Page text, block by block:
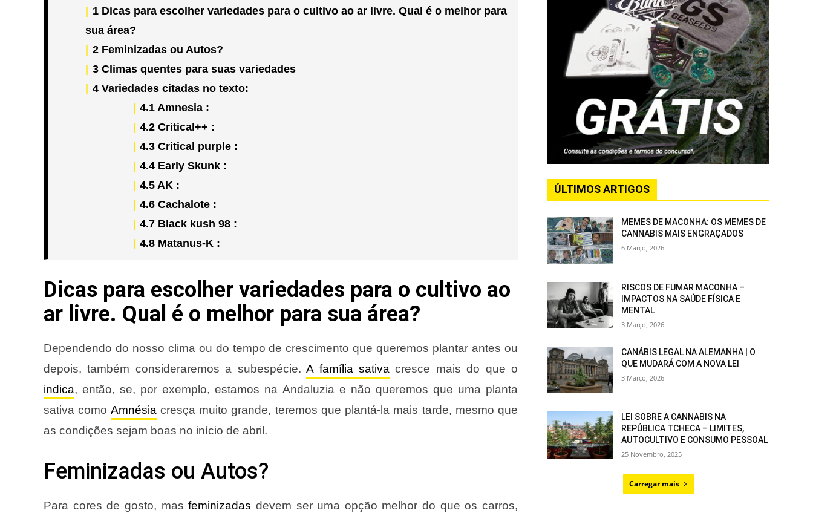
1 Dicas para escolher variedades para o cultivo ao ar livre. Qual é o melhor para
sua área?
2 Feminizadas ou Autos?
3 Climas quentes para suas variedades
4 Variedades citadas no texto:
4.1 Amnesia :
4.2 Critical++ :
4.3 Critical purple :
4.4 Early Skunk :
4.5 AK :
4.6 Cachalote :
4.7 Black kush 98 :
4.8 Matanus-K :
Dicas para escolher variedades para o cultivo ao
ar livre. Qual é o melhor para sua área?
Dependendo do nosso clima ou do tempo de crescimento que queremos plantar antes ou
depois, também consideraremos a subespécie.A família sativa cresce mais do que o
indica, então, se, por exemplo, estamos na Andaluzia e não queremos que uma planta
sativa como Amnésia cresça muito grande, teremos que plantá-la mais tarde, mesmo que
as condições sejam boas no início de abril.
Feminizadas ou Autos?
Para cores de gosto, masfeminizadas devem ser uma opção melhor do que os carros,
ÚLTIMOS ARTIGOS
MEMES DE MACONHA: OS MEMES DE
CANNABIS MAIS ENGRAÇADOS
6 Março, 2026
RISCOS DE FUMAR MACONHA –
IMPACTOS NA SAÚDE FÍSICA E
MENTAL
3 Março, 2026
CANÁBIS LEGAL NA ALEMANHA | O
QUE MUDARÁ COM A NOVA LEI
3 Março, 2026
LEI SOBRE A CANNABIS NA
REPÚBLICA TCHECA – LIMITES,
AUTOCULTIVO E CONSUMO PESSOAL
25 Novembro, 2025
Carregar mais